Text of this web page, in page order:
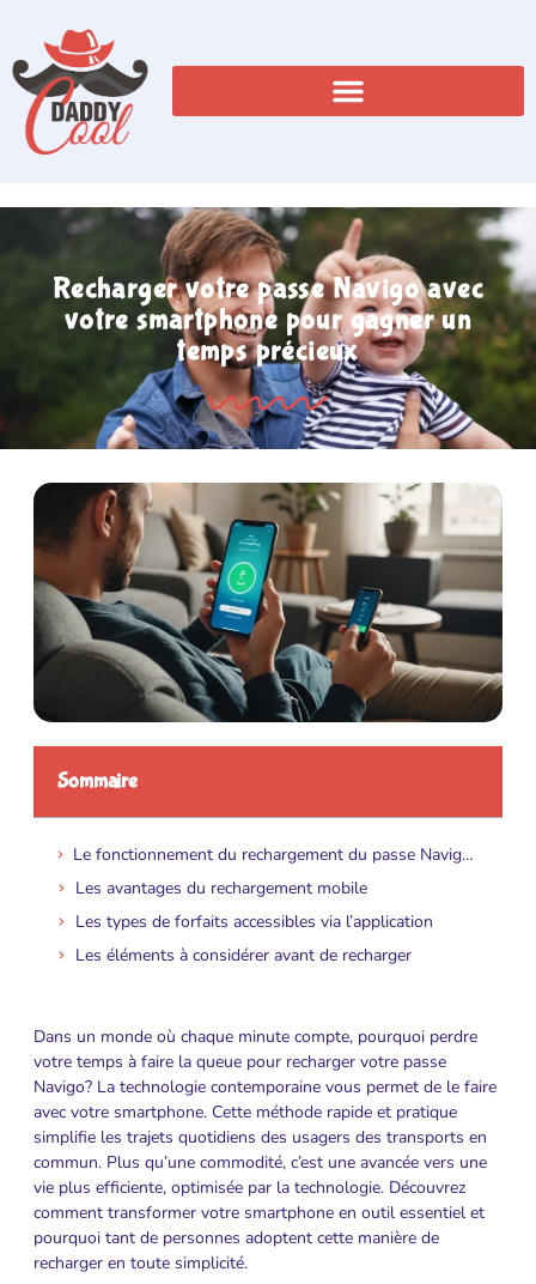
Recharger votre passe Navigo avec
votre smartphone pour gagner un
temps précieux
Sommaire
Le fonctionnement du rechargement du passe Navigo avec un smartphone
Les avantages du rechargement mobile
Les types de forfaits accessibles via l’application
Les éléments à considérer avant de recharger
Dans un monde où chaque minute compte, pourquoi perdre
votre temps à faire la queue pour recharger votre passe
Navigo? La technologie contemporaine vous permet de le faire
avec votre smartphone. Cette méthode rapide et pratique
simplifie les trajets quotidiens des usagers des transports en
commun. Plus qu’une commodité, c’est une avancée vers une
vie plus efficiente, optimisée par la technologie. Découvrez
comment transformer votre smartphone en outil essentiel et
pourquoi tant de personnes adoptent cette manière de
recharger en toute simplicité.